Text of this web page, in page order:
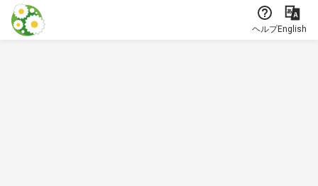
本文に飛ぶ
ヘルプEnglish